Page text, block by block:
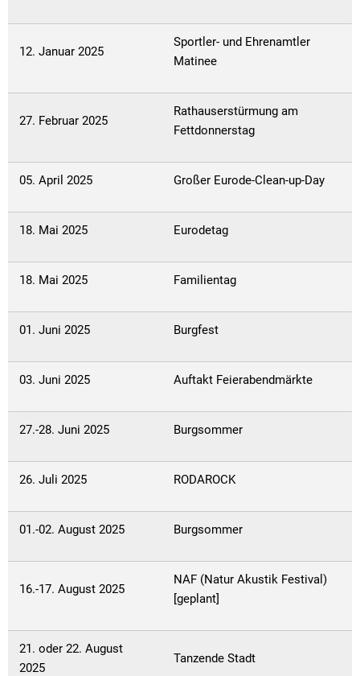
12. Januar 2025
Sportler- und Ehrenamtler
Matinee
27. Februar 2025
Rathauserstürmung am
Fettdonnerstag
05. April 2025 Großer Eurode-Clean-up-Day
18. Mai 2025 Eurodetag
18. Mai 2025 Familientag
01. Juni 2025 Burgfest
03. Juni 2025 Auftakt Feierabendmärkte
27.-28. Juni 2025 Burgsommer
26. Juli 2025 RODAROCK
01.-02. August 2025 Burgsommer
16.-17. August 2025
NAF (Natur Akustik Festival)
[geplant]
21. oder 22. August
2025
Tanzende Stadt